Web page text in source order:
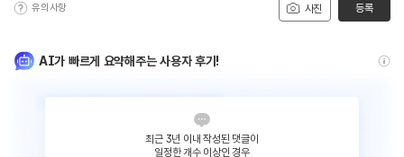
사진
유의사항 등록
AI가 빠르게 요약해주는 사용자 후기!
최근 3년 이내 작성된 댓글이
일정한 개수 이상인 경우